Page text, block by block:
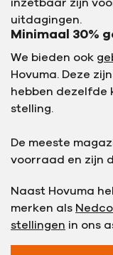
inzetbaar zijn
uitdagingen.
Minimaal 30%
We bieden ook
Hovuma. Deze
hebben dezelfde
stelling.
De meeste
voorraad en zijn
Naast Hovuma
merken als
stellingen in ons